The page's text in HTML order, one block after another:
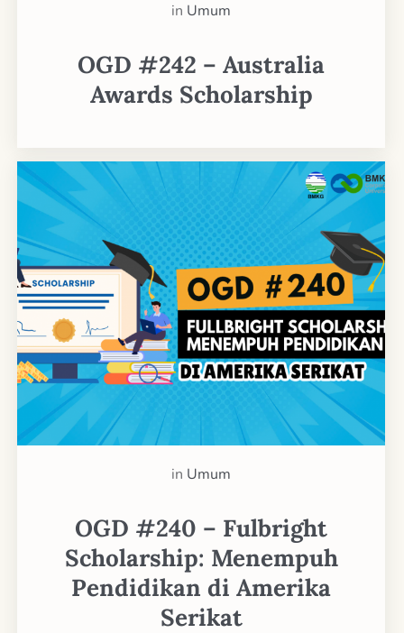
in Umum
OGD #242 – Australia
Awards Scholarship
in Umum
OGD #240 – Fulbright
Scholarship: Menempuh
Pendidikan di Amerika
Serikat